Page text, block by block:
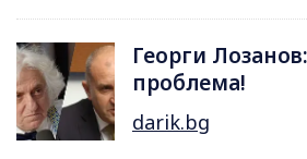
Георги
проблема!
darik.bg